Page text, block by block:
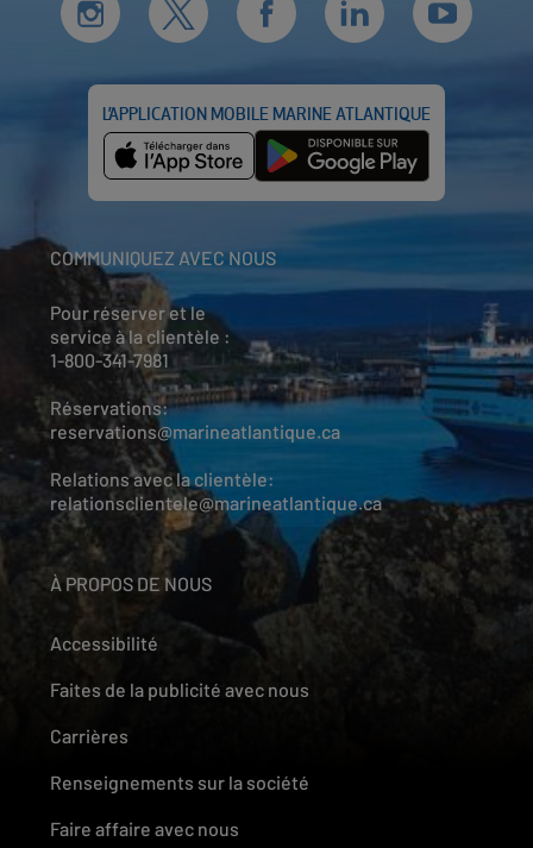
L’APPLICATION MOBILE MARINE ATLANTIQUE
COMMUNIQUEZ AVEC NOUS
Pour réserver et le
service à la clientèle :
1-800-341-7981
Réservations:
reservations@marineatlantique.ca
Relations avec la clientèle:
relationsclientele@marineatlantique.ca
À PROPOS DE NOUS
Accessibilité
Faites de la publicité avec nous
Carrières
Renseignements sur la société
Faire affaire avec nous